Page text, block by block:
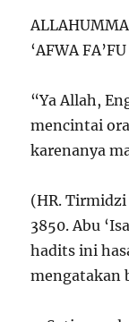
‘AFWA
“Ya Allah,
mencintai
karenanya
(HR. Tirmidzi
3850. Abu
hadits ini
mengatakan